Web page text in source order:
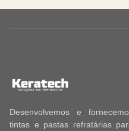
Desenvolvemos e
tintas e pastas refratárias